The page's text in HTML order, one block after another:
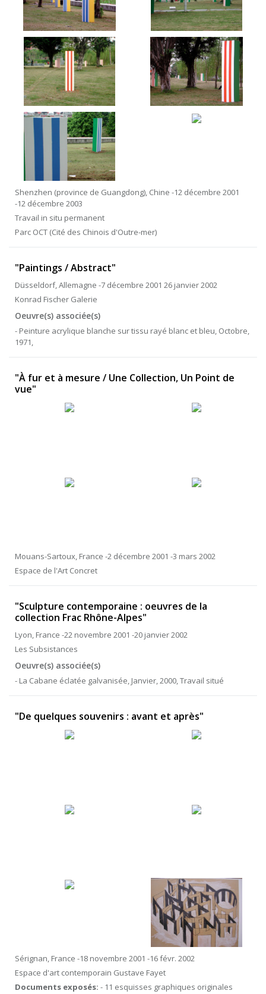
Shenzhen (province de Guangdong), Chine -12 décembre 2001
-12 décembre 2003
Travail in situ permanent
Parc OCT (Cité des Chinois d'Outre-mer)
"Paintings / Abstract"
Düsseldorf, Allemagne -7 décembre 2001 26 janvier 2002
Konrad Fischer Galerie
Oeuvre(s) associée(s)
- Peinture acrylique blanche sur tissu rayé blanc et bleu, Octobre,
1971,
"À fur et à mesure / Une Collection, Un Point de
vue"
Mouans-Sartoux, France -2 décembre 2001 -3 mars 2002
Espace de l'Art Concret
"Sculpture contemporaine : oeuvres de la
collection Frac Rhône-Alpes"
Lyon, France -22 novembre 2001 -20 janvier 2002
Les Subsistances
Oeuvre(s) associée(s)
- La Cabane éclatée galvanisée, Janvier, 2000, Travail situé
"De quelques souvenirs : avant et après"
Sérignan, France -18 novembre 2001 -16 févr. 2002
Espace d'art contemporain Gustave Fayet
Documents exposés: - 11 esquisses graphiques originales